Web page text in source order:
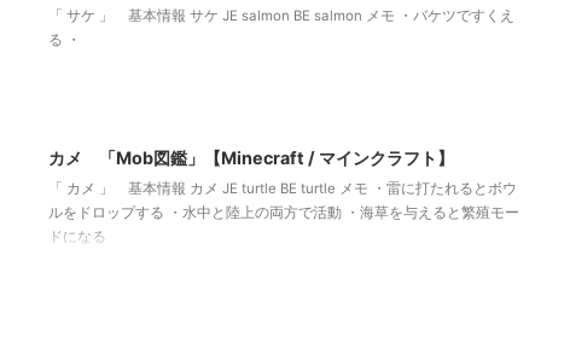
「 サケ 」 基本情報 サケ JE salmon BE salmon メモ ・バケツですくえ
る ・
カメ 「Mob図鑑」【Minecraft / マインクラフト】
「 カメ 」 基本情報 カメ JE turtle BE turtle メモ ・雷に打たれるとボウ
ルをドロップする ・水中と陸上の両方で活動 ・海草を与えると繁殖モー
ドになる